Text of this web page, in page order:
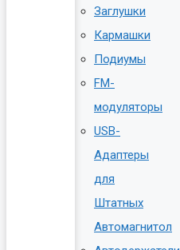
Заглушки
Кармашки
Подиумы
FM-
модуляторы
USB-
Адаптеры
для
Штатных
Автомагнитол